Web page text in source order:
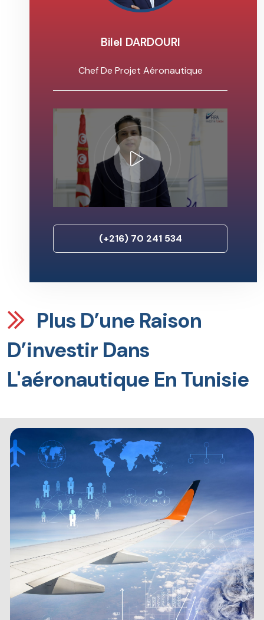
Bilel DARDOURI
Chef De Projet Aéronautique
(+216) 70 241 534
Plus D’une Raison
D’investir Dans
L'aéronautique En Tunisie